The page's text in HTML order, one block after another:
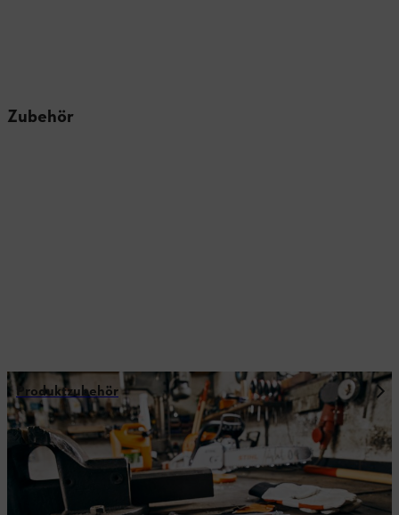
Zubehör
Produktzubehör